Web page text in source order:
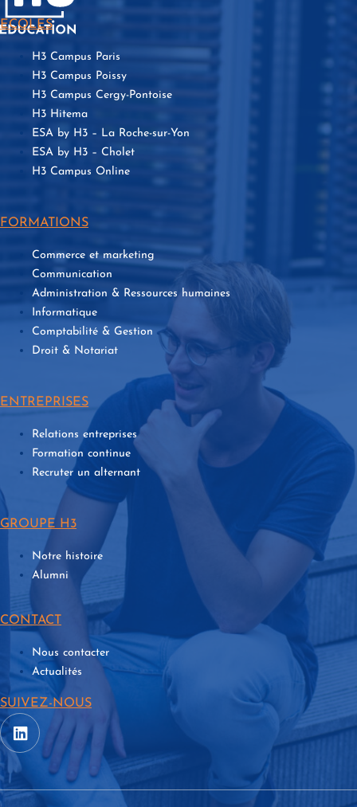
ECOLES
H3 Campus Paris
H3 Campus Poissy
H3 Campus Cergy-Pontoise
H3 Hitema
ESA by H3 – La Roche-sur-Yon
ESA by H3 – Cholet
H3 Campus Online
FORMATIONS
Commerce et marketing
Communication
Administration & Ressources humaines
Informatique
Comptabilité & Gestion
Droit & Notariat
ENTREPRISES
Relations entreprises
Formation continue
Recruter un alternant
GROUPE H3
Notre histoire
Alumni
CONTACT
Nous contacter
Actualités
SUIVEZ-NOUS
Nous suivre sur Linkedin